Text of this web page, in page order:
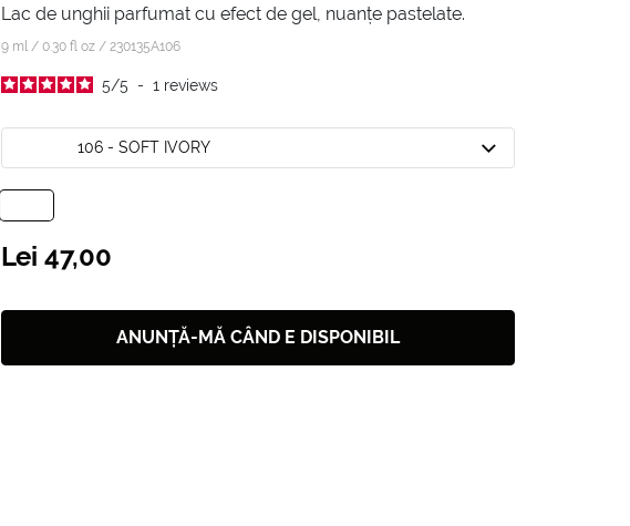
Lac de unghii parfumat cu efect de gel, nuanțe pastelate.
9 ml / 0.30 fl oz / 230135A106
5/5 - 1 reviews
106 - SOFT IVORY
Lei 47,00
ANUNȚĂ-MĂ CÂND E DISPONIBIL